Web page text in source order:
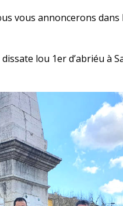
vous annoncerons dans
lou 1er d’abriéu à